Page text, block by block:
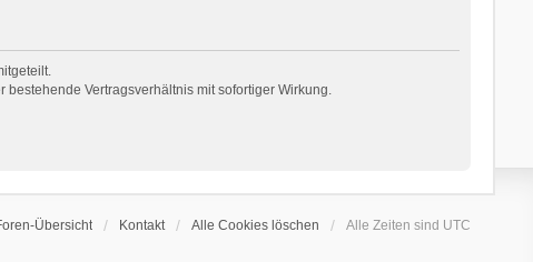
Vertragsverhältnis mit sofortiger Wirkung.
Übersicht Kontakt Alle Cookies löschen Alle Zeiten sind UTC